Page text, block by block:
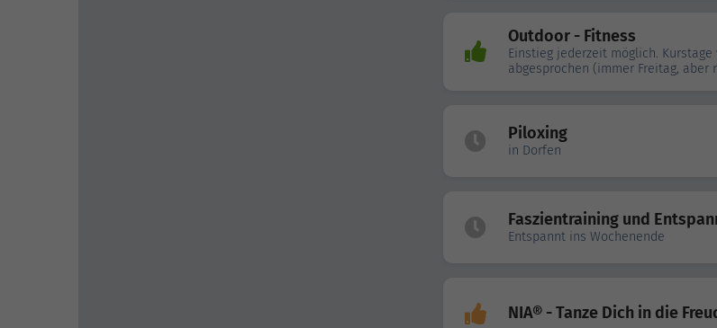
Outdoor - Fitness
Einstieg jederzeit möglich.
abgesprochen (immer Freitag, aber
Piloxing
in Dorfen
Faszientraining und
Entspannt ins Wochenende
NIA® - Tanze Dich in die